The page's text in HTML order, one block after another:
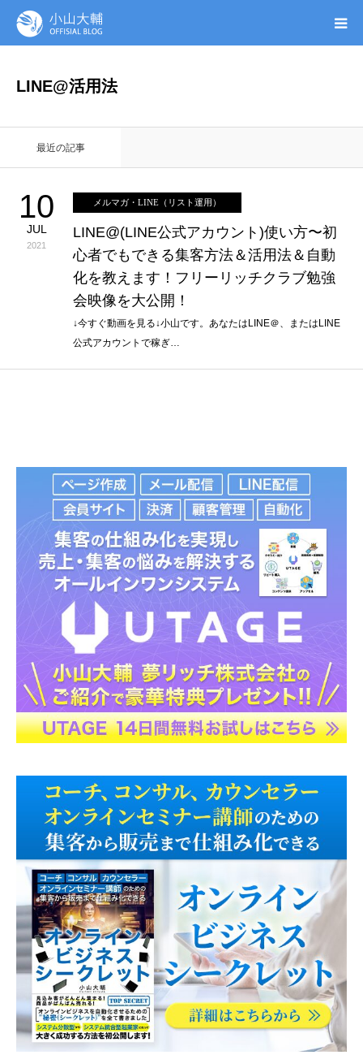
LINE@活用法
最近の記事
10
JUL
2021
メルマガ・LINE（リスト運用）
LINE@(LINE公式アカウント)使い方〜初
心者でもできる集客方法＆活用法＆自動
化を教えます！フリーリッチクラブ勉強
会映像を大公開！
↓今すぐ動画を見る↓小山です。あなたはLINE＠、またはLINE
公式アカウントで稼ぎ…
無料ガイドブック
オンシク本
プロフィール